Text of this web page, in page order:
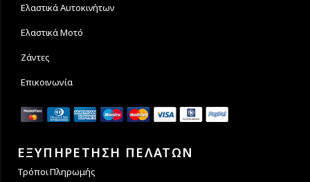
Ελαστικά Αυτοκινήτων
Ελαστικά Μοτό
Ζάντες
Επικοινωνία
ΕΞΥΠΗΡΕΤΗΣΗ ΠΕΛΑΤΩΝ
Τρόποι Πληρωμής